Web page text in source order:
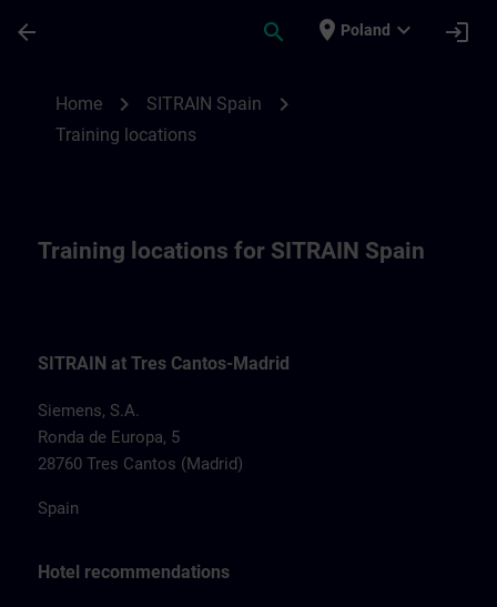
arrow_back search place Poland expand_more login
Home chevron_right SITRAIN Spain chevron_right
Training locations
Training locations for SITRAIN Spain
SITRAIN at Tres Cantos-Madrid
Siemens, S.A.
Ronda de Europa, 5
28760 Tres Cantos (Madrid)
Spain
Hotel recommendations